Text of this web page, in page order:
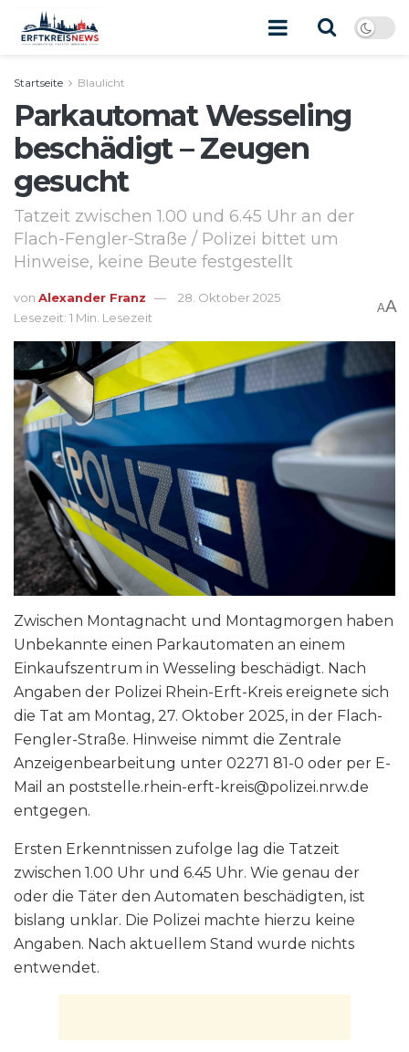
Startseite Blaulicht
Parkautomat Wesseling
beschädigt – Zeugen
gesucht
Tatzeit zwischen 1.00 und 6.45 Uhr an der
Flach-Fengler-Straße / Polizei bittet um
Hinweise, keine Beute festgestellt
von Alexander Franz
28. Oktober 2025
Lesezeit: 1 Min. Lesezeit
AA
Zwischen Montagnacht und Montagmorgen haben
Unbekannte einen Parkautomaten an einem
Einkaufszentrum in Wesseling beschädigt. Nach
Angaben der Polizei Rhein-Erft-Kreis ereignete sich
die Tat am Montag, 27. Oktober 2025, in der Flach-
Fengler-Straße. Hinweise nimmt die Zentrale
Anzeigenbearbeitung unter 02271 81-0 oder per E-
Mail an poststelle.rhein-erft-kreis@polizei.nrw.de
entgegen.
Ersten Erkenntnissen zufolge lag die Tatzeit
zwischen 1.00 Uhr und 6.45 Uhr. Wie genau der
oder die Täter den Automaten beschädigten, ist
bislang unklar. Die Polizei machte hierzu keine
Angaben. Nach aktuellem Stand wurde nichts
entwendet.